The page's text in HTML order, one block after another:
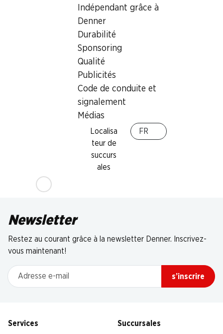
Indépendant grâce à
Denner
Durabilité
Sponsoring
Qualité
Publicités
Code de conduite et
signalement
Médias
Localisa
teur de
succurs
ales
FR
Newsletter
Restez au courant grâce à la newsletter Denner. Inscrivez-
vous maintenant!
Adresse e-mail
s’inscrire
Services
Succursales